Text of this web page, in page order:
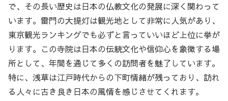
で、その長い歴史は日本の仏教文化の発展に深く関わって
います。雷門の大提灯は観光地として非常に人気があり、
東京観光ランキングでも必ずと言っていいほど上位に挙が
ります。この寺院は日本の伝統文化や信仰心を象徴する場
所として、年間を通じて多くの訪問者を魅了しています。
特に、浅草は江戸時代からの下町情緒が残っており、訪れ
る人々に古き良き日本の風情を感じさせてくれます。